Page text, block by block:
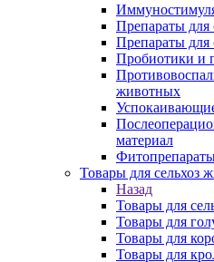
Препараты
Препараты для
Пробиотики и
животных
материал
Товары для сельхоз
Назад
Товары для
Товары для
Товары для
Товары для